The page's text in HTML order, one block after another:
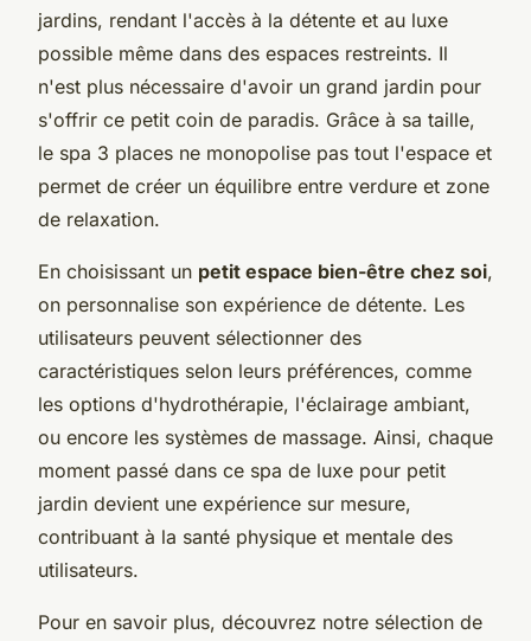
jardins, rendant l'accès à la détente et au luxe
possible même dans des espaces restreints. Il
n'est plus nécessaire d'avoir un grand jardin pour
s'offrir ce petit coin de paradis. Grâce à sa taille,
le spa 3 places ne monopolise pas tout l'espace et
permet de créer un équilibre entre verdure et zone
de relaxation.
En choisissant un petit espace bien-être chez soi,
on personnalise son expérience de détente. Les
utilisateurs peuvent sélectionner des
caractéristiques selon leurs préférences, comme
les options d'hydrothérapie, l'éclairage ambiant,
ou encore les systèmes de massage. Ainsi, chaque
moment passé dans ce spa de luxe pour petit
jardin devient une expérience sur mesure,
contribuant à la santé physique et mentale des
utilisateurs.
Pour en savoir plus, découvrez notre sélection de